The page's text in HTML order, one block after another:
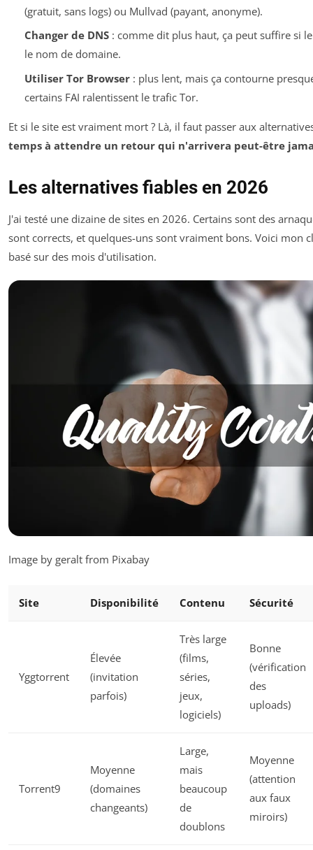
(gratuit, sans logs) ou Mullvad (payant, anonyme).
Changer de DNS: comme dit plus haut, ça peut suffire si
le nom de domaine.
Utiliser Tor Browser: plus lent, mais ça contourne
certains FAI ralentissent le trafic Tor.
Et si le site est vraiment mort ? Là, il faut passer aux
temps à attendre un retour qui n'arrivera peut-être
Les alternatives fiables en 2026
J'ai testé une dizaine de sites en 2026. Certains sont des
sont corrects, et quelques-uns sont vraiment bons. Voici mon
basé sur des mois d'utilisation.
Image by geralt from Pixabay
Site Disponibilité Contenu Sécurité
Yggtorrent
Élevée
(invitation
parfois)
Très large
(films,
séries,
jeux,
logiciels)
Bonne
(vérification
des
uploads)
Torrent9
Moyenne
(domaines
changeants)
Large,
mais
beaucoup
de
doublons
Moyenne
(attention
aux faux
miroirs)